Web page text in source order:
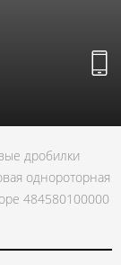
дробилки
однороторная
484580100000